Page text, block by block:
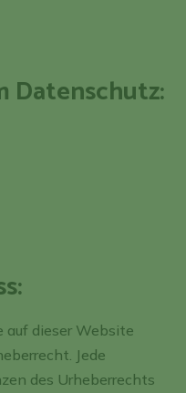
Datenschutz:
auf dieser Website
Jede
des Urheberrechts